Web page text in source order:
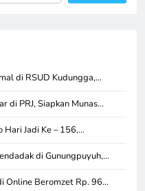
di RSUD Kudungga,…
di PRJ, Siapkan Munas…
Hari Jadi Ke – 156,…
di Gunungpuyuh,…
Online Beromzet Rp. 96…